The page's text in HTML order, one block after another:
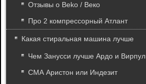
Отзывы о Beko / Веко
Про 2 компрессорный Атлант
Какая стиральная машина лучше
Чем Занусси лучше Ардо и Вирпул
СМА Аристон или Индезит